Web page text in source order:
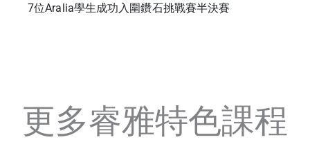
7位Aralia學生成功入圍鑽石挑戰賽半決賽
更多睿雅特色課程